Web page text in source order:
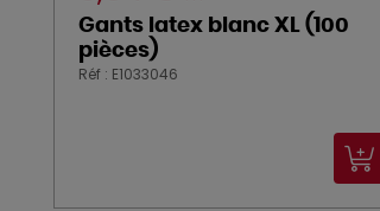
Gants latex blanc XL (100
pièces)
Réf : E1033046